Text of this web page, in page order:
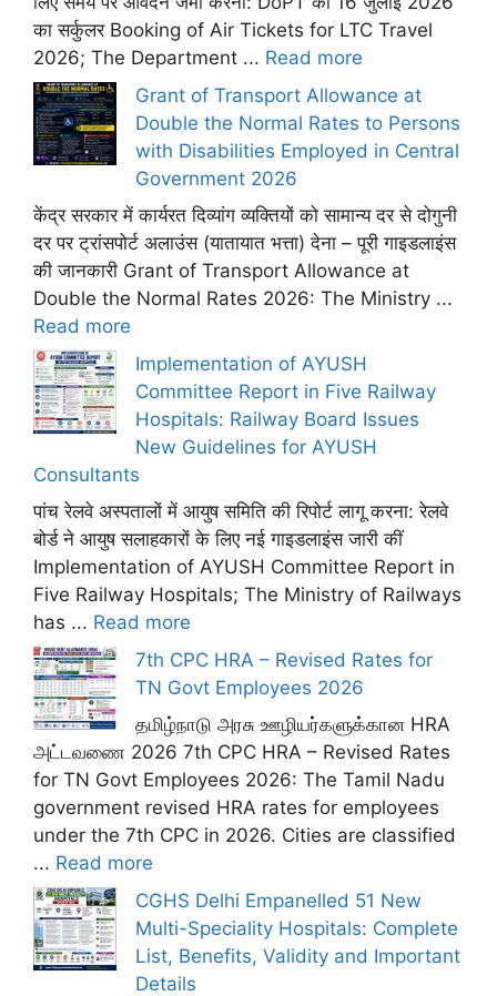
का सर्कुलर Booking of Air Tickets for LTC Travel
2026; The Department ... Read more
Grant of Transport Allowance at
Double the Normal Rates to Persons
with Disabilities Employed in Central
Government 2026
केंद्र सरकार में कार्यरत दिव्यांग व्यक्तियों को सामान्य दर से दोगुनी
दर पर ट्रांसपोर्ट अलाउंस (यातायात भत्ता) देना – पूरी गाइडलाइंस
की जानकारी Grant of Transport Allowance at
Double the Normal Rates 2026: The Ministry ...
Read more
Implementation of AYUSH
Committee Report in Five Railway
Hospitals: Railway Board Issues
New Guidelines for AYUSH
Consultants
पांच रेलवे अस्पतालों में आयुष समिति की रिपोर्ट लागू करना: रेलवे
बोर्ड ने आयुष सलाहकारों के लिए नई गाइडलाइंस जारी कीं
Implementation of AYUSH Committee Report in
Five Railway Hospitals; The Ministry of Railways
has ... Read more
7th CPC HRA – Revised Rates for
TN Govt Employees 2026
தமிழ்நாடு அரசு ஊழியர்களுக்கான HRA
அட்டவணை 2026 7th CPC HRA – Revised Rates
for TN Govt Employees 2026: The Tamil Nadu
government revised HRA rates for employees
under the 7th CPC in 2026. Cities are classified
... Read more
CGHS Delhi Empanelled 51 New
Multi-Speciality Hospitals: Complete
List, Benefits, Validity and Important
Details